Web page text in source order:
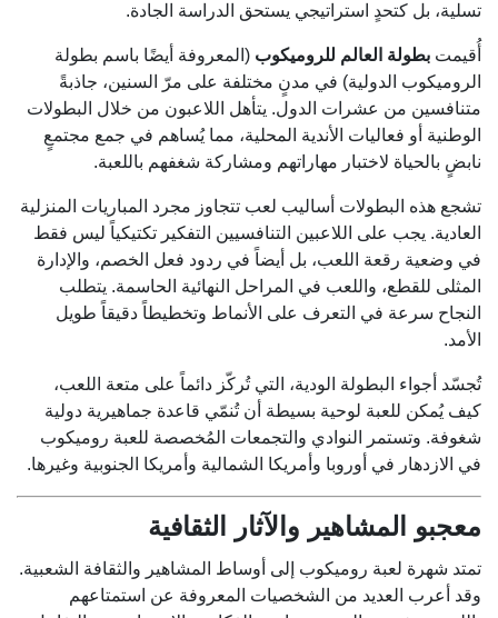
تسلية، بل كتحدٍ استراتيجي يستحق الدراسة الجادة.
أُقيمت بطولة العالم للروميكوب (المعروفة أيضًا باسم بطولة
الروميكوب الدولية) في مدنٍ مختلفة على مرّ السنين، جاذبةً
متنافسين من عشرات الدول. يتأهل اللاعبون من خلال البطولات
الوطنية أو فعاليات الأندية المحلية، مما يُساهم في جمع مجتمعٍ
نابضٍ بالحياة لاختبار مهاراتهم ومشاركة شغفهم باللعبة.
تشجع هذه البطولات أساليب لعب تتجاوز مجرد المباريات المنزلية
العادية. يجب على اللاعبين التنافسيين التفكير تكتيكياً ليس فقط
في وضعية رقعة اللعب، بل أيضاً في ردود فعل الخصم، والإدارة
المثلى للقطع، واللعب في المراحل النهائية الحاسمة. يتطلب
النجاح سرعة في التعرف على الأنماط وتخطيطاً دقيقاً طويل
الأمد.
تُجسّد أجواء البطولة الودية، التي تُركّز دائماً على متعة اللعب،
كيف يُمكن للعبة لوحية بسيطة أن تُنمّي قاعدة جماهيرية دولية
شغوفة. وتستمر النوادي والتجمعات المُخصصة للعبة روميكوب
في الازدهار في أوروبا وأمريكا الشمالية وأمريكا الجنوبية وغيرها.
معجبو المشاهير والآثار الثقافية
تمتد شهرة لعبة روميكوب إلى أوساط المشاهير والثقافة الشعبية.
وقد أعرب العديد من الشخصيات المعروفة عن استمتاعهم